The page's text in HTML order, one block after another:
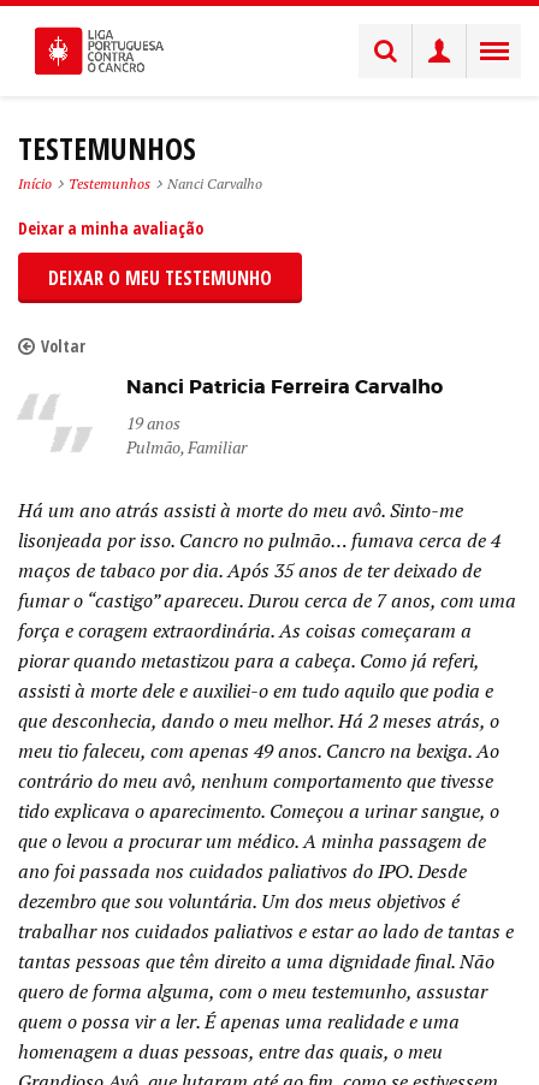
TESTEMUNHOS
Deixar a minha avaliação
DEIXAR O MEU TESTEMUNHO
Início Testemunhos Nanci Carvalho
Voltar
Nanci Patricia Ferreira Carvalho
19 anos
Pulmão, Familiar
Há um ano atrás assisti à morte do meu avô. Sinto-me
lisonjeada por isso. Cancro no pulmão… fumava cerca de 4
maços de tabaco por dia. Após 35 anos de ter deixado de
fumar o “castigo” apareceu. Durou cerca de 7 anos, com uma
força e coragem extraordinária. As coisas começaram a
piorar quando metastizou para a cabeça. Como já referi,
assisti à morte dele e auxiliei-o em tudo aquilo que podia e
que desconhecia, dando o meu melhor. Há 2 meses atrás, o
meu tio faleceu, com apenas 49 anos. Cancro na bexiga. Ao
contrário do meu avô, nenhum comportamento que tivesse
tido explicava o aparecimento. Começou a urinar sangue, o
que o levou a procurar um médico. A minha passagem de
ano foi passada nos cuidados paliativos do IPO. Desde
dezembro que sou voluntária. Um dos meus objetivos é
trabalhar nos cuidados paliativos e estar ao lado de tantas e
tantas pessoas que têm direito a uma dignidade final. Não
quero de forma alguma, com o meu testemunho, assustar
quem o possa vir a ler. É apenas uma realidade e uma
homenagem a duas pessoas, entre das quais, o meu